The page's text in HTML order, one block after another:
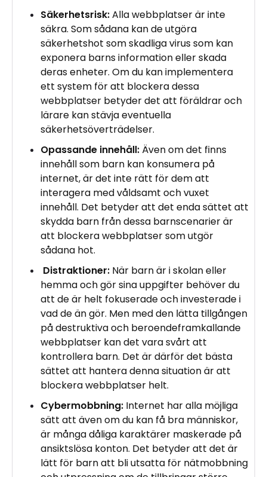
Säkerhetsrisk:Alla webbplatser är inte
säkra. Som sådana kan de utgöra
säkerhetshot som skadliga virus som kan
exponera barns information eller skada
deras enheter. Om du kan implementera
ett system för att blockera dessa
webbplatser betyder det att föräldrar och
lärare kan stävja eventuella
säkerhetsöverträdelser.
Opassande innehåll: Även om det finns
innehåll som barn kan konsumera på
internet, är det inte rätt för dem att
interagera med våldsamt och vuxet
innehåll. Det betyder att det enda sättet att
skydda barn från dessa barnscenarier är
att blockera webbplatser som utgör
sådana hot.
Distraktioner: När barn är i skolan eller
hemma och gör sina uppgifter behöver du
att de är helt fokuserade och investerade i
vad de än gör. Men med den lätta tillgången
på destruktiva och beroendeframkallande
webbplatser kan det vara svårt att
kontrollera barn. Det är därför det bästa
sättet att hantera denna situation är att
blockera webbplatser helt.
Cybermobbning: Internet har alla möjliga
sätt att även om du kan få bra människor,
är många dåliga karaktärer maskerade på
ansiktslösa konton. Det betyder att det är
lätt för barn att bli utsatta för nätmobbning